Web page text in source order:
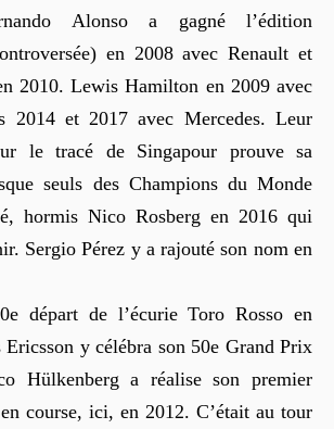
Alonso a gagné l’édition
en 2008 avec Renault et
2010. Lewis Hamilton en 2009 avec
2014 et 2017 avec Mercedes. Leur
le tracé de Singapour prouve sa
seuls des Champions du Monde
hormis Nico Rosberg en 2016 qui
Sergio Pérez y a rajouté son nom en
départ de l’écurie Toro Rosso en
Ericsson y célébra son 50e Grand Prix
Hülkenberg a réalise son premier
course, ici, en 2012. C’était au tour